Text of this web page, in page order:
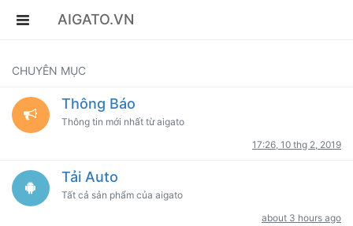
AIGATO.VN
CHUYÊN MỤC
Thông Báo
Thông tin mới nhất từ aigato
17:26, 10 thg 2, 2019
Tải Auto
Tất cả sản phẩm của aigato
about 3 hours ago